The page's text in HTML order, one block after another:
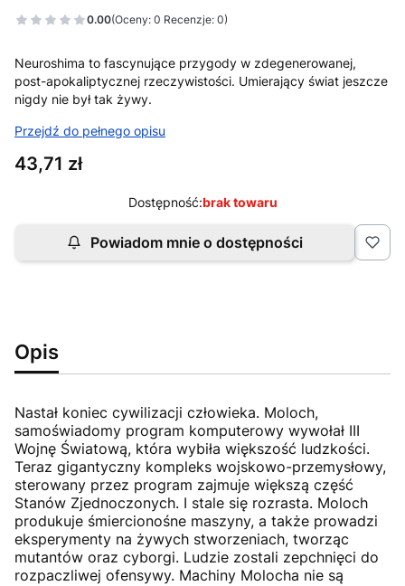
0.00(Oceny: 0 Recenzje: 0)
Neuroshima to fascynujące przygody w zdegenerowanej,
post-apokaliptycznej rzeczywistości. Umierający świat jeszcze
nigdy nie był tak żywy.
Przejdź do pełnego opisu
Cena
43,71 zł
Dostępność:brak towaru
Powiadom mnie o dostępności
Opis
Nastał koniec cywilizacji człowieka. Moloch,
samoświadomy program komputerowy wywołał III
Wojnę Światową, która wybiła większość ludzkości.
Teraz gigantyczny kompleks wojskowo-przemysłowy,
sterowany przez program zajmuje większą część
Stanów Zjednoczonych. I stale się rozrasta. Moloch
produkuje śmiercionośne maszyny, a także prowadzi
eksperymenty na żywych stworzeniach, tworząc
mutantów oraz cyborgi. Ludzie zostali zepchnięci do
rozpaczliwej ofensywy. Machiny Molocha nie są